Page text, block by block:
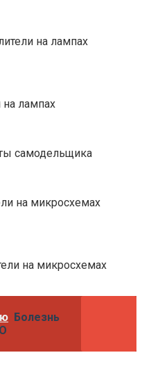
на лампах
на лампах
самодельщика
на микросхемах
на микросхемах
Болезнь